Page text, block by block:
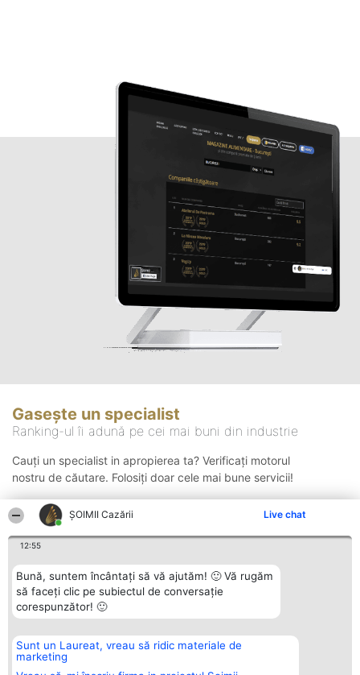
ȘOIMII Cazării Live chat
12:55
Bună, suntem încântați să vă ajutăm! 🙂 Vă rugăm
să faceți clic pe subiectul de conversație
corespunzător! 🙂
Sunt un Laureat, vreau să ridic materiale de
marketing
Gasește un specialist
Ranking-ul îi adună pe cei mai buni din industrie
Cauți un specialist in apropierea ta? Verificați motorul
nostru de căutare. Folosiți doar cele mai bune servicii!
Organizator Ranking
BRIGHT SOLUTIONS BR SRL
Aleea Timisul De Sus 2 Bl. A30
Plebiscyt
Lista Tuturor
Contact